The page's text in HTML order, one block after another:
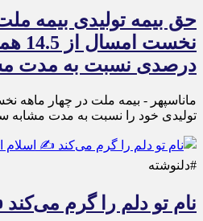
حق بیمه تولیدی بیمه
درصدی نسبت به مدت
تولیدی خود را نسبت به مدت مشابه سال
#دلنوشته
نام تو دلم را گرم